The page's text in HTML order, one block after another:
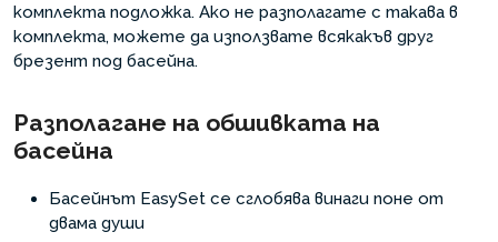
комплекта подложка. Ако не разполагате с такава в
комплекта, можете да използвате всякакъв друг
брезент под басейна.
Разполагане на обшивката на
басейна
Басейнът EasySet се сглобява винаги поне от
двама души